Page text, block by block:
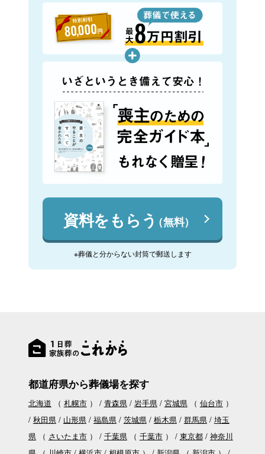
資料をもらう（無料）
※葬儀と分からない封筒で郵送します
都道府県から葬儀場を探す
北海道 （ 札幌市） 青森県 岩手県 宮城県（ 仙台市）
秋田県
山形県 福島県 茨城県 栃木県 群馬県
埼玉
県（ さいたま市） 千葉県（ 千葉市） 東京都
神奈川